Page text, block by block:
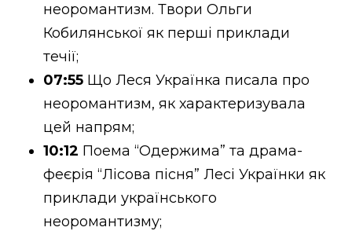
неоромантизм. Твори Ольги
Кобилянської як перші приклади
течії;
07:55 Що Леся Українка писала про
неоромантизм, як характеризувала
цей напрям;
10:12 Поема “Одержима” та драма-
феєрія “Лісова пісня” Лесі Українки як
приклади українського
неоромантизму;